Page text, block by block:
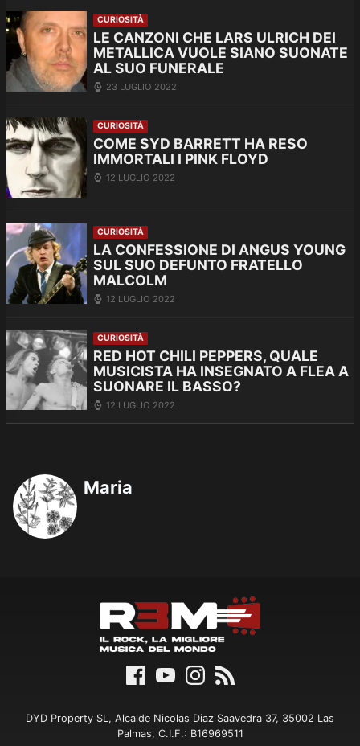
CURIOSITÀ
LE CANZONI CHE LARS ULRICH DEI
METALLICA VUOLE SIANO SUONATE
AL SUO FUNERALE
23 LUGLIO 2022
CURIOSITÀ
COME SYD BARRETT HA RESO
IMMORTALI I PINK FLOYD
12 LUGLIO 2022
CURIOSITÀ
LA CONFESSIONE DI ANGUS YOUNG
SUL SUO DEFUNTO FRATELLO
MALCOLM
12 LUGLIO 2022
CURIOSITÀ
RED HOT CHILI PEPPERS, QUALE
MUSICISTA HA INSEGNATO A FLEA A
SUONARE IL BASSO?
12 LUGLIO 2022
Maria
DYD Property SL, Alcalde Nicolas Diaz Saavedra 37, 35002 Las
Palmas, C.I.F.: B16969511